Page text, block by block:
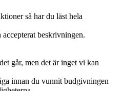
så har du läst hela
beskrivningen.
går, men det är inget vi kan
innan du vunnit budgivningen